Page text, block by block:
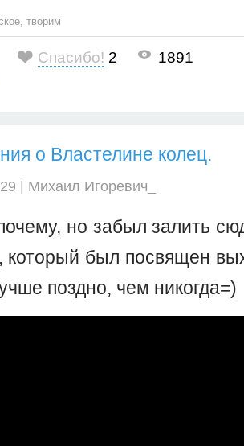
творим
Спасибо! 2 1891
о Властелине колец.
| Михаил Игоревич_
но забыл залить
который был посвящен
поздно, чем никогда=)